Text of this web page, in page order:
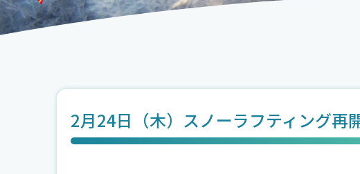
2月24日（木）スノーラフティング再